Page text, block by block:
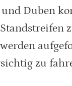
Duben
zu